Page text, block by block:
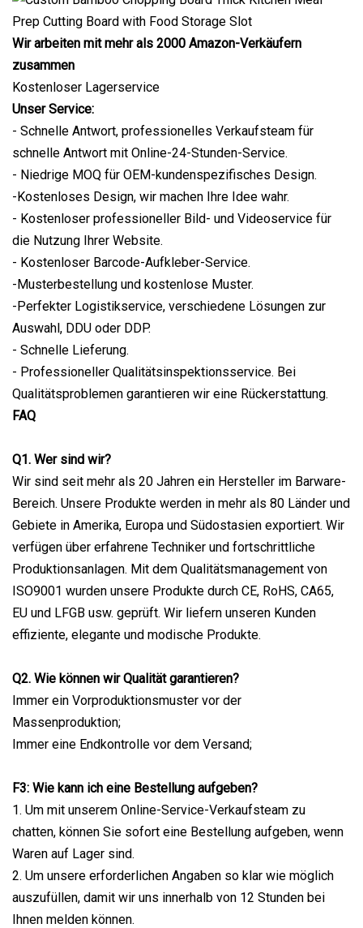
Wir arbeiten mit mehr als 2000 Amazon-Verkäufern
zusammen
Kostenloser Lagerservice
Unser Service:
- Schnelle Antwort, professionelles Verkaufsteam für
schnelle Antwort mit Online-24-Stunden-Service.
- Niedrige MOQ für OEM-kundenspezifisches Design.
-Kostenloses Design, wir machen Ihre Idee wahr.
- Kostenloser professioneller Bild- und Videoservice für
die Nutzung Ihrer Website.
- Kostenloser Barcode-Aufkleber-Service.
-Musterbestellung und kostenlose Muster.
-Perfekter Logistikservice, verschiedene Lösungen zur
Auswahl, DDU oder DDP.
- Schnelle Lieferung.
- Professioneller Qualitätsinspektionsservice. Bei
Qualitätsproblemen garantieren wir eine Rückerstattung.
FAQ
Q1. Wer sind wir?
Wir sind seit mehr als 20 Jahren ein Hersteller im Barware-
Bereich. Unsere Produkte werden in mehr als 80 Länder und
Gebiete in Amerika, Europa und Südostasien exportiert. Wir
verfügen über erfahrene Techniker und fortschrittliche
Produktionsanlagen. Mit dem Qualitätsmanagement von
ISO9001 wurden unsere Produkte durch CE, RoHS, CA65,
EU und LFGB usw. geprüft. Wir liefern unseren Kunden
effiziente, elegante und modische Produkte.
Q2. Wie können wir Qualität garantieren?
Immer ein Vorproduktionsmuster vor der
Massenproduktion;
Immer eine Endkontrolle vor dem Versand;
F3: Wie kann ich eine Bestellung aufgeben?
1. Um mit unserem Online-Service-Verkaufsteam zu
chatten, können Sie sofort eine Bestellung aufgeben, wenn
Waren auf Lager sind.
2. Um unsere erforderlichen Angaben so klar wie möglich
auszufüllen, damit wir uns innerhalb von 12 Stunden bei
Ihnen melden können.